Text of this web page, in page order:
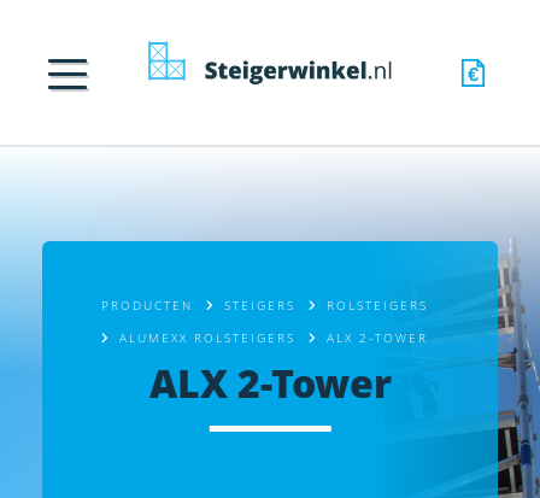
PRODUCTEN STEIGERS ROLSTEIGERS
ALUMEXX ROLSTEIGERS ALX 2-TOWER
ALX 2-Tower